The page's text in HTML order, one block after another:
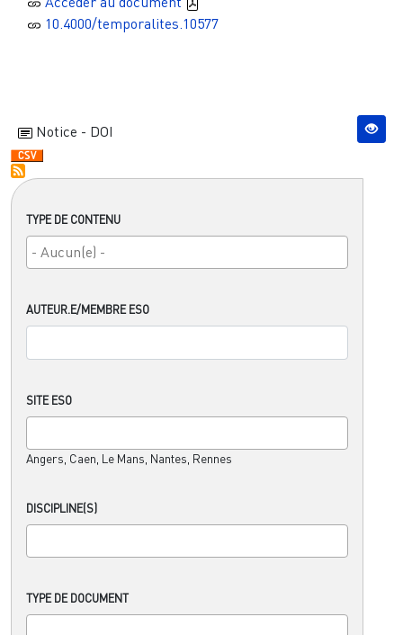
TYPE DE CONTENU
AUTEUR.E/MEMBRE ESO
SITE ESO
Angers, Caen, Le Mans, Nantes, Rennes
DISCIPLINE(S)
TYPE DE DOCUMENT
10.4000/temporalites.10577
Notice - DOI